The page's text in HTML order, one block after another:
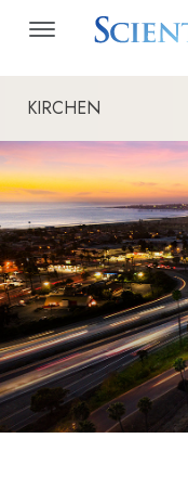
KIRCHEN